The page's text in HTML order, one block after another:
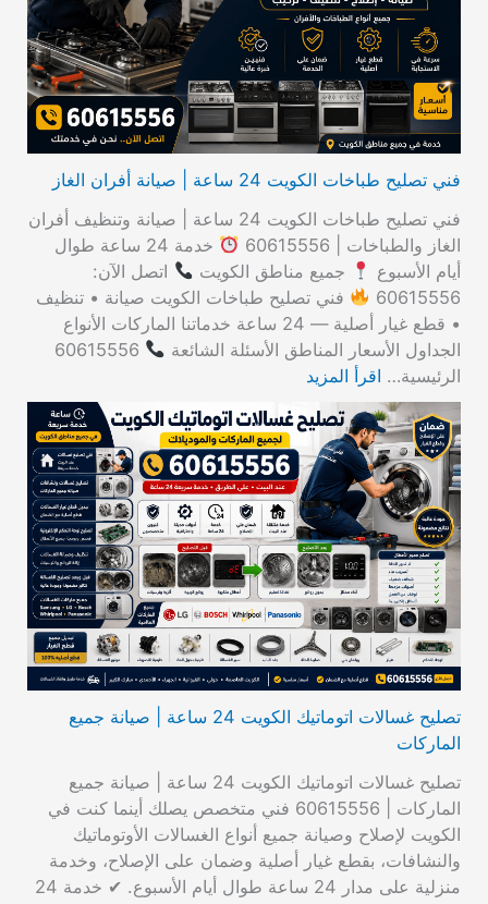
فني تصليح طباخات الكويت 24 ساعة | صيانة أفران الغاز
فني تصليح طباخات الكويت 24 ساعة | صيانة وتنظيف أفران
الغاز والطباخات | 60615556
خدمة 24 ساعة طوال
أيام الأسبوع
جميع مناطق الكويت
اتصل الآن:
60615556
فني تصليح طباخات الكويت صيانة • تنظيف
• قطع غيار أصلية — 24 ساعة خدماتنا الماركات الأنواع
الجداول الأسعار المناطق الأسئلة الشائعة
60615556
الرئيسية… اقرأ المزيد
تصليح غسالات اتوماتيك الكويت 24 ساعة | صيانة جميع
الماركات
تصليح غسالات اتوماتيك الكويت 24 ساعة | صيانة جميع
الماركات | 60615556 فني متخصص يصلك أينما كنت في
الكويت لإصلاح وصيانة جميع أنواع الغسالات الأوتوماتيك
والنشافات، بقطع غيار أصلية وضمان على الإصلاح، وخدمة
منزلية على مدار 24 ساعة طوال أيام الأسبوع. ✔ خدمة 24